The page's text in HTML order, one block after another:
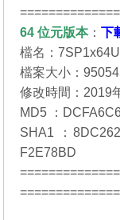
64 位元版本：下
檔名：
檔案大小：
修改時間：2019
MD5 ：
SHA1 ：
F2E78BD